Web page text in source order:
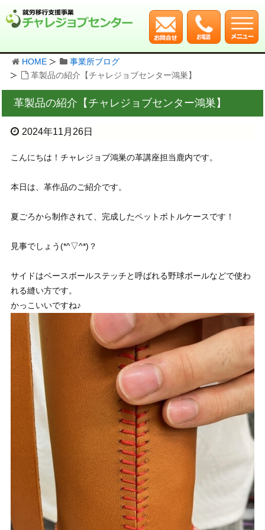
HOME
事業所ブログ
革製品の紹介【チャレジョブセンター鴻巣】
革製品の紹介【チャレジョブセンター鴻巣】
2024年11月26日
こんにちは！チャレジョブ鴻巣の革講座担当鹿内です。
本日は、革作品のご紹介です。
夏ごろから制作されて、完成したペットボトルケースです！
見事でしょう(*^▽^*)？
サイドはベースボールステッチと呼ばれる野球ボールなどで使わ
れる縫い方です。
かっこいいですね♪